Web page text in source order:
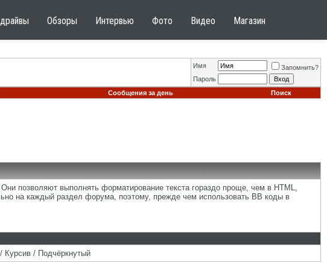
Обзоры Интервью Фото Видео Магазин
Имя
Запомнить?
Пароль
Сообщения за день Поиск
позволяют выполнять форматирование текста гораздо проще, чем в HTML,
на каждый раздел форума, поэтому, прежде чем использовать BB коды в
Курсив / Подчёркнутый